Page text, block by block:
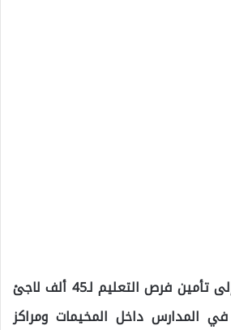
يهدف البرنامج أيضًا إلى تأمين فرص التعليم لـ45 ألف لاجئ
المدارس داخل المخيمات ومراكز